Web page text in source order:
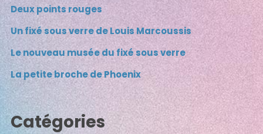
Deux points rouges
Un fixé sous verre de Louis Marcoussis
Le nouveau musée du fixé sous verre
La petite broche de Phoenix
Catégories